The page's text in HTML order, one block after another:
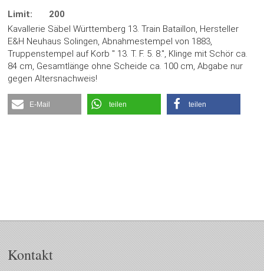
Limit:
200
Kavallerie Säbel Württemberg 13. Train Bataillon, Hersteller
E&H Neuhaus Solingen, Abnahmestempel von 1883,
Truppenstempel auf Korb " 13. T. F. 5. 8.", Klinge mit Schör ca.
84 cm, Gesamtlänge ohne Scheide ca. 100 cm, Abgabe nur
gegen Altersnachweis!
E-Mail teilen teilen
Kontakt